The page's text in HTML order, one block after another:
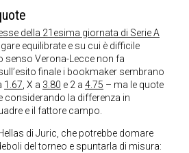
della 21esima giornata di Serie A
equilibrate e su cui è difficile
senso Verona-Lecce non fa
finale i bookmaker sembrano
1.67, X a 3.80 e 2 a 4.75 – ma le quote
considerando la differenza in
e il fattore campo.
di Juric, che potrebbe domare
del torneo e spuntarla di misura: